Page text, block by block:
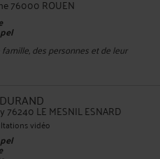
76000 ROUEN
des personnes et de leur
76240 LE MESNIL ESNARD
vidéo